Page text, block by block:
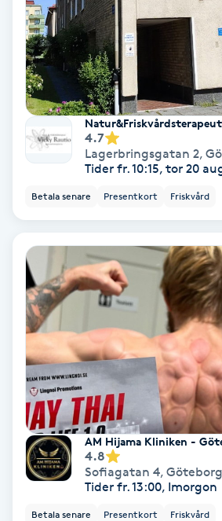
Hypnos
Hårborttagning
Hårbottenbehandling
Hårförlängning
Hårvård
Hälsprickor
Idrottsmassage
IPL hårborttagning
IR-massage
Natur&Friskvårdsterapeut
4.7
Lagerbringsgatan 2,
Tider fr. 10:15, tor 20
Betala senare Presentkort Friskvård
AM Hijama Kliniken -
4.8
Sofiagatan 4, Göteborg
Tider fr. 13:00, Imorgon
Betala senare Presentkort Friskvård